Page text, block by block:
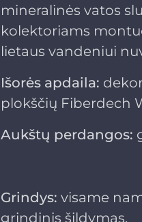
mineralinės vatos
kolektoriams
lietaus vandeniui
Išorės apdaila:
plokščių Fiberdech
Aukštų perdangos:
Grindys: visame
grindinis šildymas.